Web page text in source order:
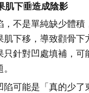
肌下垂造成陰影
，不是單純缺少體積
肌下移，導致顴骨下
只針對凹處填補，可
陷可能是「真的少了